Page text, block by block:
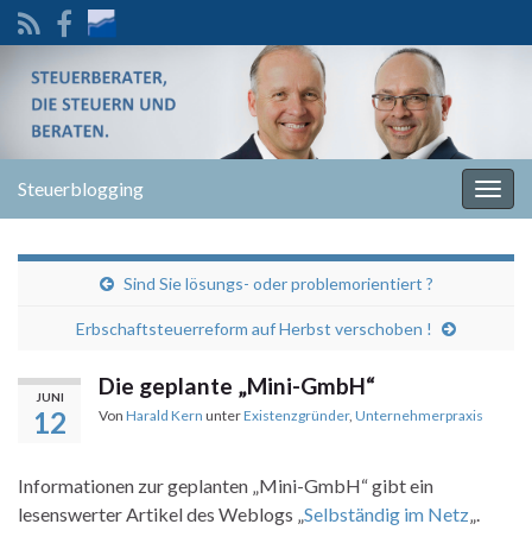
Steuerblogging
Sind Sie lösungs- oder problemorientiert ?
Erbschaftsteuerreform auf Herbst verschoben !
JUNI
12
Die geplante „Mini-GmbH“
Von Harald Kern unterExistenzgründer, Unternehmerpraxis
Informationen zur geplanten „Mini-GmbH“ gibt ein
lesenswerter Artikel des Weblogs „ Selbständig im Netz